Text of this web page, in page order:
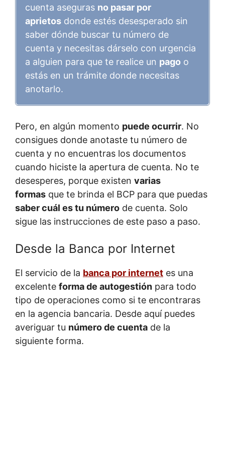
cuenta aseguras no pasar por
aprietos donde estés desesperado sin
saber dónde buscar tu número de
cuenta y necesitas dárselo con urgencia
a alguien para que te realice un pago o
estás en un trámite donde necesitas
anotarlo.
Pero, en algún momento puede ocurrir. No
consigues donde anotaste tu número de
cuenta y no encuentras los documentos
cuando hiciste la apertura de cuenta. No te
desesperes, porque existen varias
formas que te brinda el BCP para que puedas
saber cuál es tu número de cuenta. Solo
sigue las instrucciones de este paso a paso.
Desde la Banca por Internet
El servicio de la banca por internet es una
excelente forma de autogestión para todo
tipo de operaciones como si te encontraras
en la agencia bancaria. Desde aquí puedes
averiguar tu número de cuenta de la
siguiente forma.